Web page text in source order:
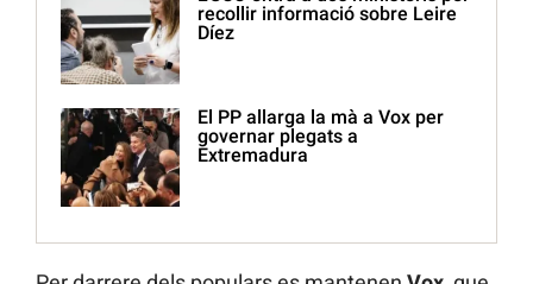
recollir informació sobre Leire
Díez
El PP allarga la mà a Vox per
governar plegats a
Extremadura